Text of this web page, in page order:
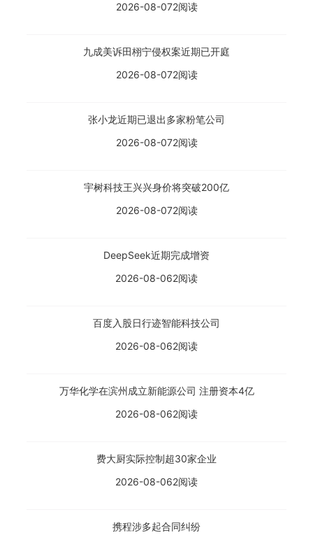
2026-08-072阅读
九成美诉田栩宁侵权案近期已开庭
2026-08-072阅读
张小龙近期已退出多家粉笔公司
2026-08-072阅读
宇树科技王兴兴身价将突破200亿
2026-08-072阅读
DeepSeek近期完成增资
2026-08-062阅读
百度入股日行迹智能科技公司
2026-08-062阅读
万华化学在滨州成立新能源公司 注册资本4亿
2026-08-062阅读
费大厨实际控制超30家企业
2026-08-062阅读
携程涉多起合同纠纷